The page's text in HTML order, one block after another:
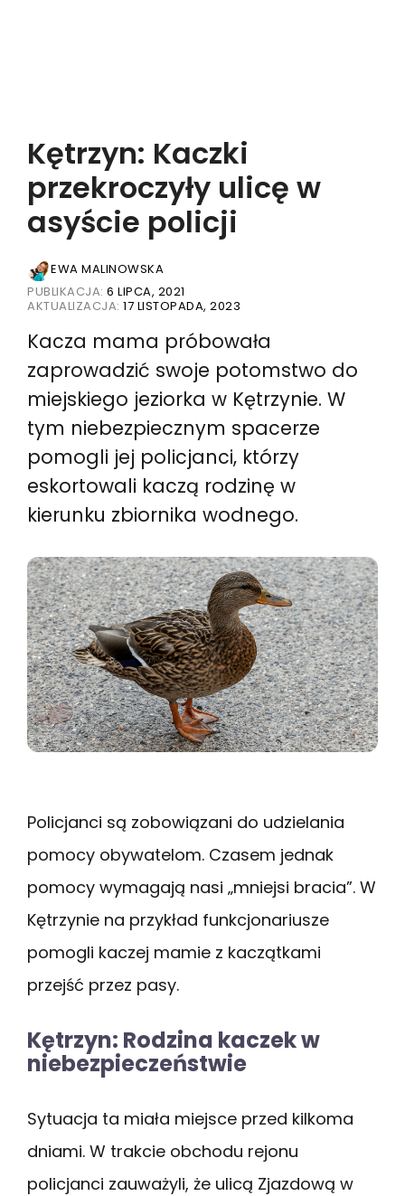
Kętrzyn: Kaczki
przekroczyły ulicę w
asyście policji
EWA MALINOWSKA
PUBLIKACJA: 6 LIPCA, 2021
AKTUALIZACJA: 17 LISTOPADA, 2023
Kacza mama próbowała
zaprowadzić swoje potomstwo do
miejskiego jeziorka w Kętrzynie. W
tym niebezpiecznym spacerze
pomogli jej policjanci, którzy
eskortowali kaczą rodzinę w
kierunku zbiornika wodnego.
Policjanci są zobowiązani do udzielania
pomocy obywatelom. Czasem jednak
pomocy wymagają nasi „mniejsi bracia”. W
Kętrzynie na przykład funkcjonariusze
pomogli kaczej mamie z kaczątkami
przejść przez pasy.
Kętrzyn: Rodzina kaczek w
niebezpieczeństwie
Sytuacja ta miała miejsce przed kilkoma
dniami. W trakcie obchodu rejonu
policjanci zauważyli, że ulicą Zjazdową w